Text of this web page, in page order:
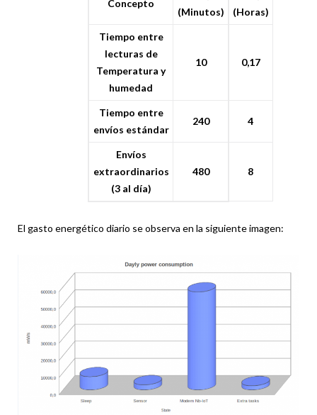
Concepto
(Minutos)
(Horas)
Tiempo entre
lecturas de
Temperatura y
humedad
10 0,17
Tiempo entre
envíos estándar
240 4
Envíos
extraordinarios
(3 al día)
480 8
El gasto energético diario se observa en la siguiente imagen: